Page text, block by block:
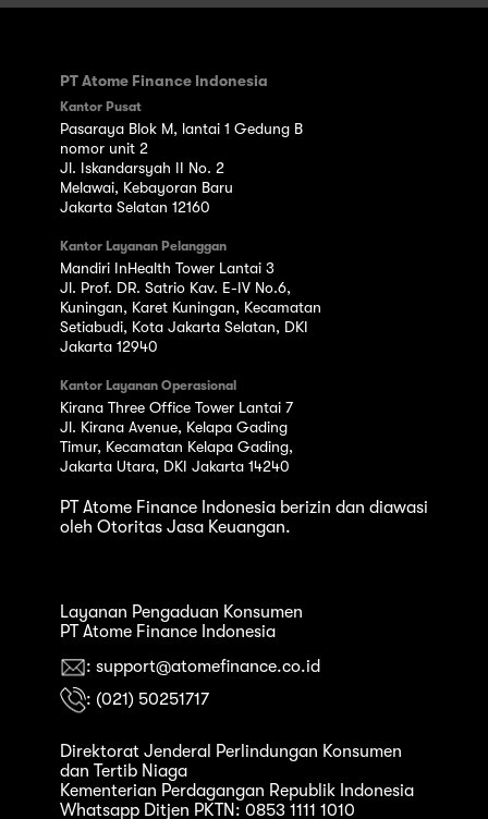
PT Atome Finance Indonesia
Kantor Pusat
Pasaraya Blok M, lantai 1 Gedung B
nomor unit 2
Jl. Iskandarsyah II No. 2
Melawai, Kebayoran Baru
Jakarta Selatan 12160
Kantor Layanan Pelanggan
Mandiri InHealth Tower Lantai 3
Jl. Prof. DR. Satrio Kav. E-IV No.6,
Kuningan, Karet Kuningan, Kecamatan
Setiabudi, Kota Jakarta Selatan, DKI
Jakarta 12940
Kantor Layanan Operasional
Kirana Three Office Tower Lantai 7
Jl. Kirana Avenue, Kelapa Gading
Timur, Kecamatan Kelapa Gading,
Jakarta Utara, DKI Jakarta 14240
PT Atome Finance Indonesia berizin dan diawasi
oleh Otoritas Jasa Keuangan.
Layanan Pengaduan Konsumen
PT Atome Finance Indonesia
: support@atomefinance.co.id
: (021) 50251717
Direktorat Jenderal Perlindungan Konsumen
dan Tertib Niaga
Kementerian Perdagangan Republik Indonesia
Whatsapp Ditjen PKTN: 0853 1111 1010